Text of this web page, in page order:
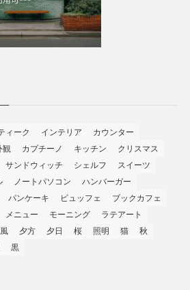
ィーク インテリア
カウンター
観 カプチーノ キッチン
クリスマス
サンドウィッチ シェルフ
スイーツ
ノートパソコン
ハンバーガー
パンケーキ ビュッフェ
ブックカフェ
メニュー モーニング
ラテアート
夕方 夕日 桜 照明 猫
秋
黒